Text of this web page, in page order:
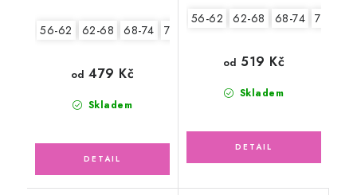
56-62 62-68 68-74 74-80
Skladem
od 479 Kč
56-62 62-68 68-74 74-80
Skladem
od 519 Kč